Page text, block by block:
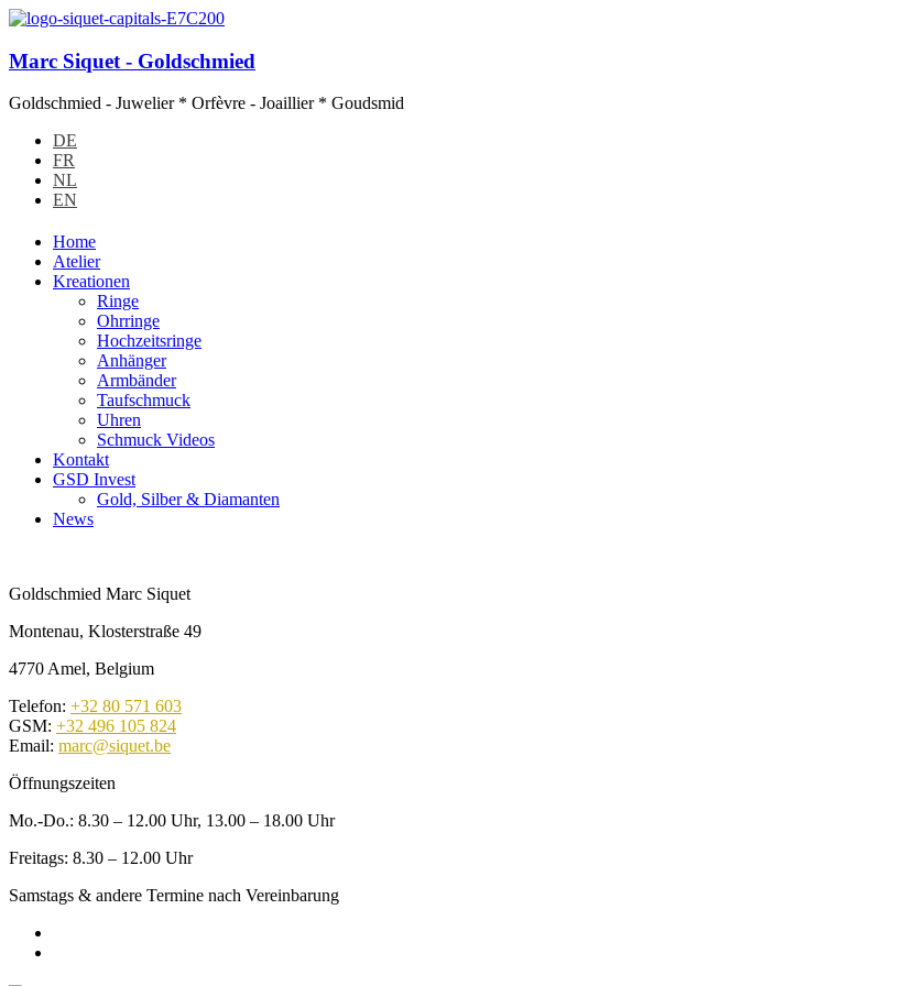
Marc Siquet - Goldschmied
Goldschmied - Juwelier * Orfèvre - Joaillier * Goudsmid
DE
FR
NL
EN
Home
Atelier
Kreationen
Ringe
Ohrringe
Hochzeitsringe
Anhänger
Armbänder
Taufschmuck
Uhren
Schmuck Videos
Kontakt
GSD Invest
Gold, Silber & Diamanten
News
Goldschmied Marc Siquet
Montenau, Klosterstraße 49
4770 Amel, Belgium
Telefon: +32 80 571 603
GSM: +32 496 105 824
Email: marc@siquet.be
Öffnungszeiten
Mo.-Do.: 8.30 – 12.00 Uhr, 13.00 – 18.00 Uhr
Freitags: 8.30 – 12.00 Uhr
Samstags & andere Termine nach Vereinbarung